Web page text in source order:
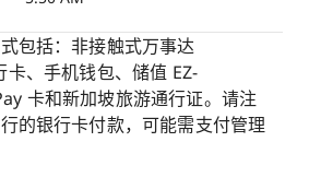
包括：非接触式万事达
、手机钱包、储值 EZ-
卡和新加坡旅游通行证。请注
的银行卡付款，可能需支付管理